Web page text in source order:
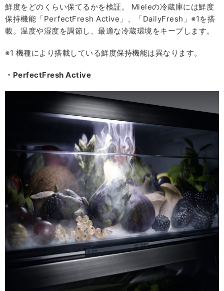
鮮度をどのくらい保てるかを検証。 Mieleの冷蔵庫には鮮度
保持機能「PerfectFresh Active」、「DailyFresh」※1を搭
載。温度や湿度を調節し、最適な冷蔵環境をキープします。
※1 機種により搭載している鮮度保持機能は異なります。
・PerfectFresh Active